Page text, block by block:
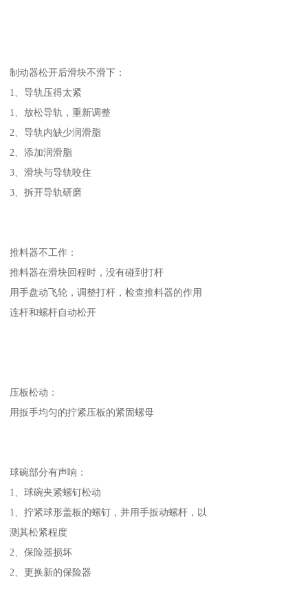
制动器松开后滑块不滑下：
1、导轨压得太紧
1、放松导轨，重新调整
2、导轨内缺少润滑脂
2、添加润滑脂
3、滑块与导轨咬住
3、拆开导轨研磨
推料器不工作：
推料器在滑块回程时，没有碰到打杆
用手盘动飞轮，调整打杆，检查推料器的作用
连杆和螺杆自动松开
压板松动：
用扳手均匀的拧紧压板的紧固螺母
球碗部分有声响：
1、球碗夹紧螺钉松动
1、拧紧球形盖板的螺钉，并用手扳动螺杆，以
测其松紧程度
2、保险器损坏
2、更换新的保险器